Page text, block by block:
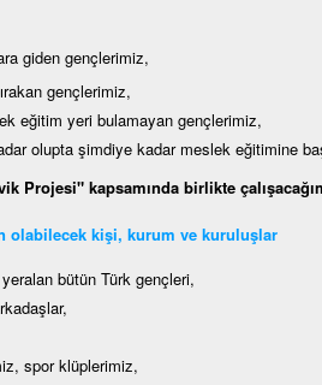
giden gençlerimiz,
gençlerimiz,
eğitim yeri bulamayan gençlerimiz,
olupta şimdiye kadar meslek eğitimine
Projesi" kapsamında birlikte
olabilecek kişi, kurum ve kuruluşlar
bütün Türk gençleri,
spor klüplerimiz,